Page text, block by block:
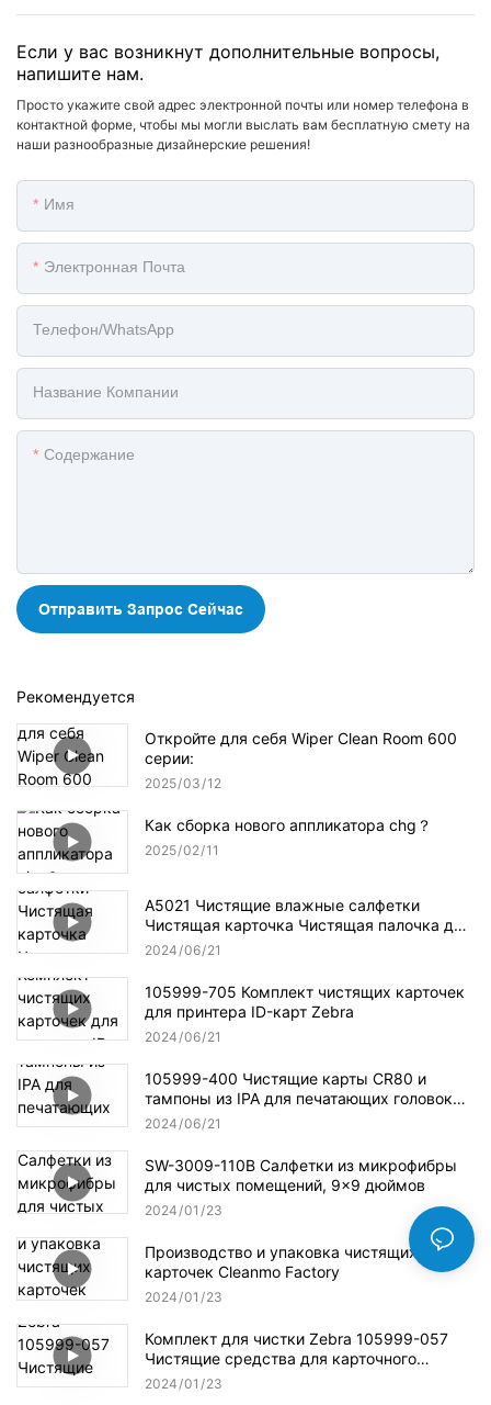
Если у вас возникнут дополнительные вопросы,
напишите нам.
Просто укажите свой адрес электронной почты или номер телефона в
контактной форме, чтобы мы могли выслать вам бесплатную смету на
наши разнообразные дизайнерские решения!
Имя
Электронная Почта
Телефон/WhatsApp
Название Компании
Содержание
Отправить Запрос Сейчас
Рекомендуется
Откройте для себя Wiper Clean Room 600
серии:
2025 03 12
Как сборка нового аппликатора chg？
2025 02 11
A5021 Чистящие влажные салфетки
Чистящая карточка Чистящая палочка для
чистящих наборов Evolis
2024 06 21
105999-705 Комплект чистящих карточек
для принтера ID-карт Zebra
2024 06 21
105999-400 Чистящие карты CR80 и
тампоны из IPA для печатающих головок
для карточных принтеров Zebra P100i
2024 06 21
SW-3009-110B Салфетки из микрофибры
для чистых помещений, 9x9 дюймов
2024 01 23
Производство и упаковка чистящих
карточек Cleanmo Factory
2024 01 23
Комплект для чистки Zebra 105999-057
Чистящие средства для карточного
принтера
2024 01 23